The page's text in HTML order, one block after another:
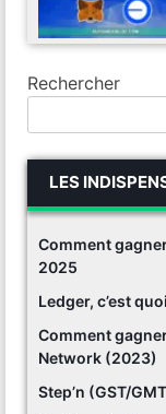
Rechercher
LES
Comment
2025
Ledger, c’est
Comment
Network (2023)
Step’n (GST/